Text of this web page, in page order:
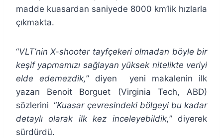
madde kuasardan saniyede 8000 km’lik hızlarla
çıkmakta.
“VLT’nin X-shooter tayfçekeri olmadan böyle bir
keşif yapmamızı sağlayan yüksek nitelikte veriyi
elde edemezdik,” diyen yeni makalenin ilk
yazarı Benoit Borguet (Virginia Tech, ABD)
sözlerini “Kuasar çevresindeki bölgeyi bu kadar
detaylı olarak ilk kez inceleyebildik,” diyerek
sürdürdü.